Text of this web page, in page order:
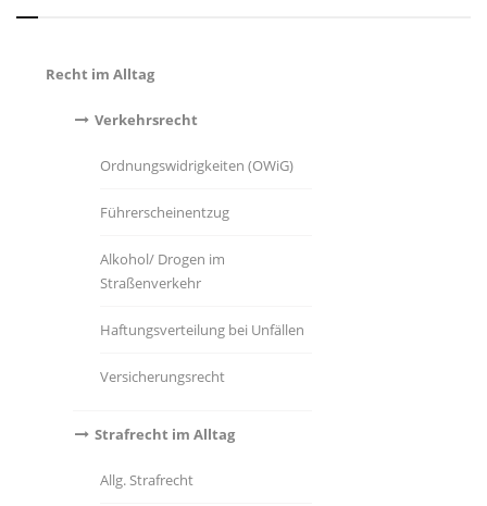
Recht im Alltag
Verkehrsrecht
Ordnungswidrigkeiten (OWiG)
Führerscheinentzug
Alkohol/ Drogen im
Straßenverkehr
Haftungsverteilung bei Unfällen
Versicherungsrecht
Strafrecht im Alltag
Allg. Strafrecht